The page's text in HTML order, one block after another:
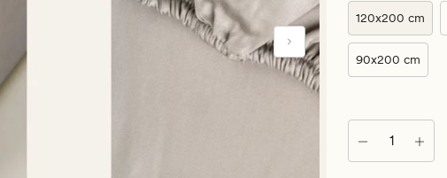
120x200 cm
90x200 cm
Antall